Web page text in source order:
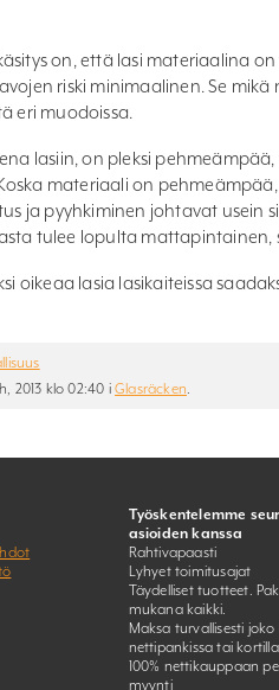
on, että lasi materiaalina on
riski minimaalinen. Se mikä
eri muodoissa.
lasiin, on pleksi
materiaali on
ja pyyhkiminen johtavat usein
tulee lopulta mattapintainen,
oikeaa lasia lasikaiteissa
2013 klo 02:40 i Glasräcken
Työskentelemme
asioiden kanssa
Rahtivapaasti
Lyhyet toimitusajat
Täydelliset tuotteet.
mukana kaikki.
Maksa turvallisesti joko
nettipankissa tai kortilla
100% nettikauppaan
myynti